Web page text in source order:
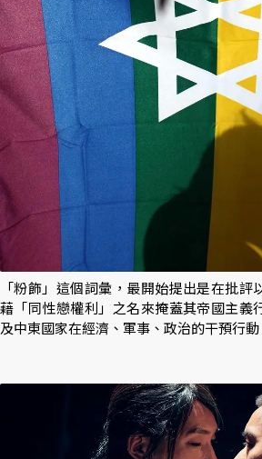
「粉飾」這個詞彙，最開始提出是在批評
藉「同性戀權利」之名來掩蓋其帝國主義
及中東國家在經濟、軍事、政治的干預行